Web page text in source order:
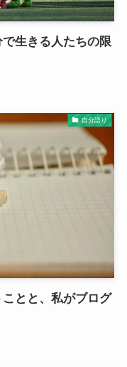
生きる人たちの限
自分語り
とと、私がブログ